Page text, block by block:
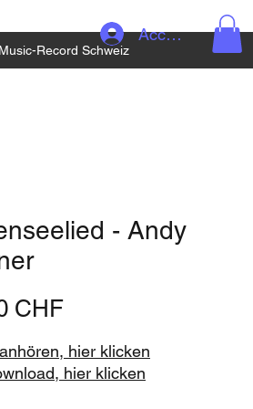
Music-Record Schweiz
Accedi
- Andy
CHFPrezzo
hier klicken
hier klicken